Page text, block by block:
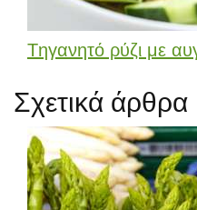
Tηγανητό ρύζι με
Σχετικά άρθρα